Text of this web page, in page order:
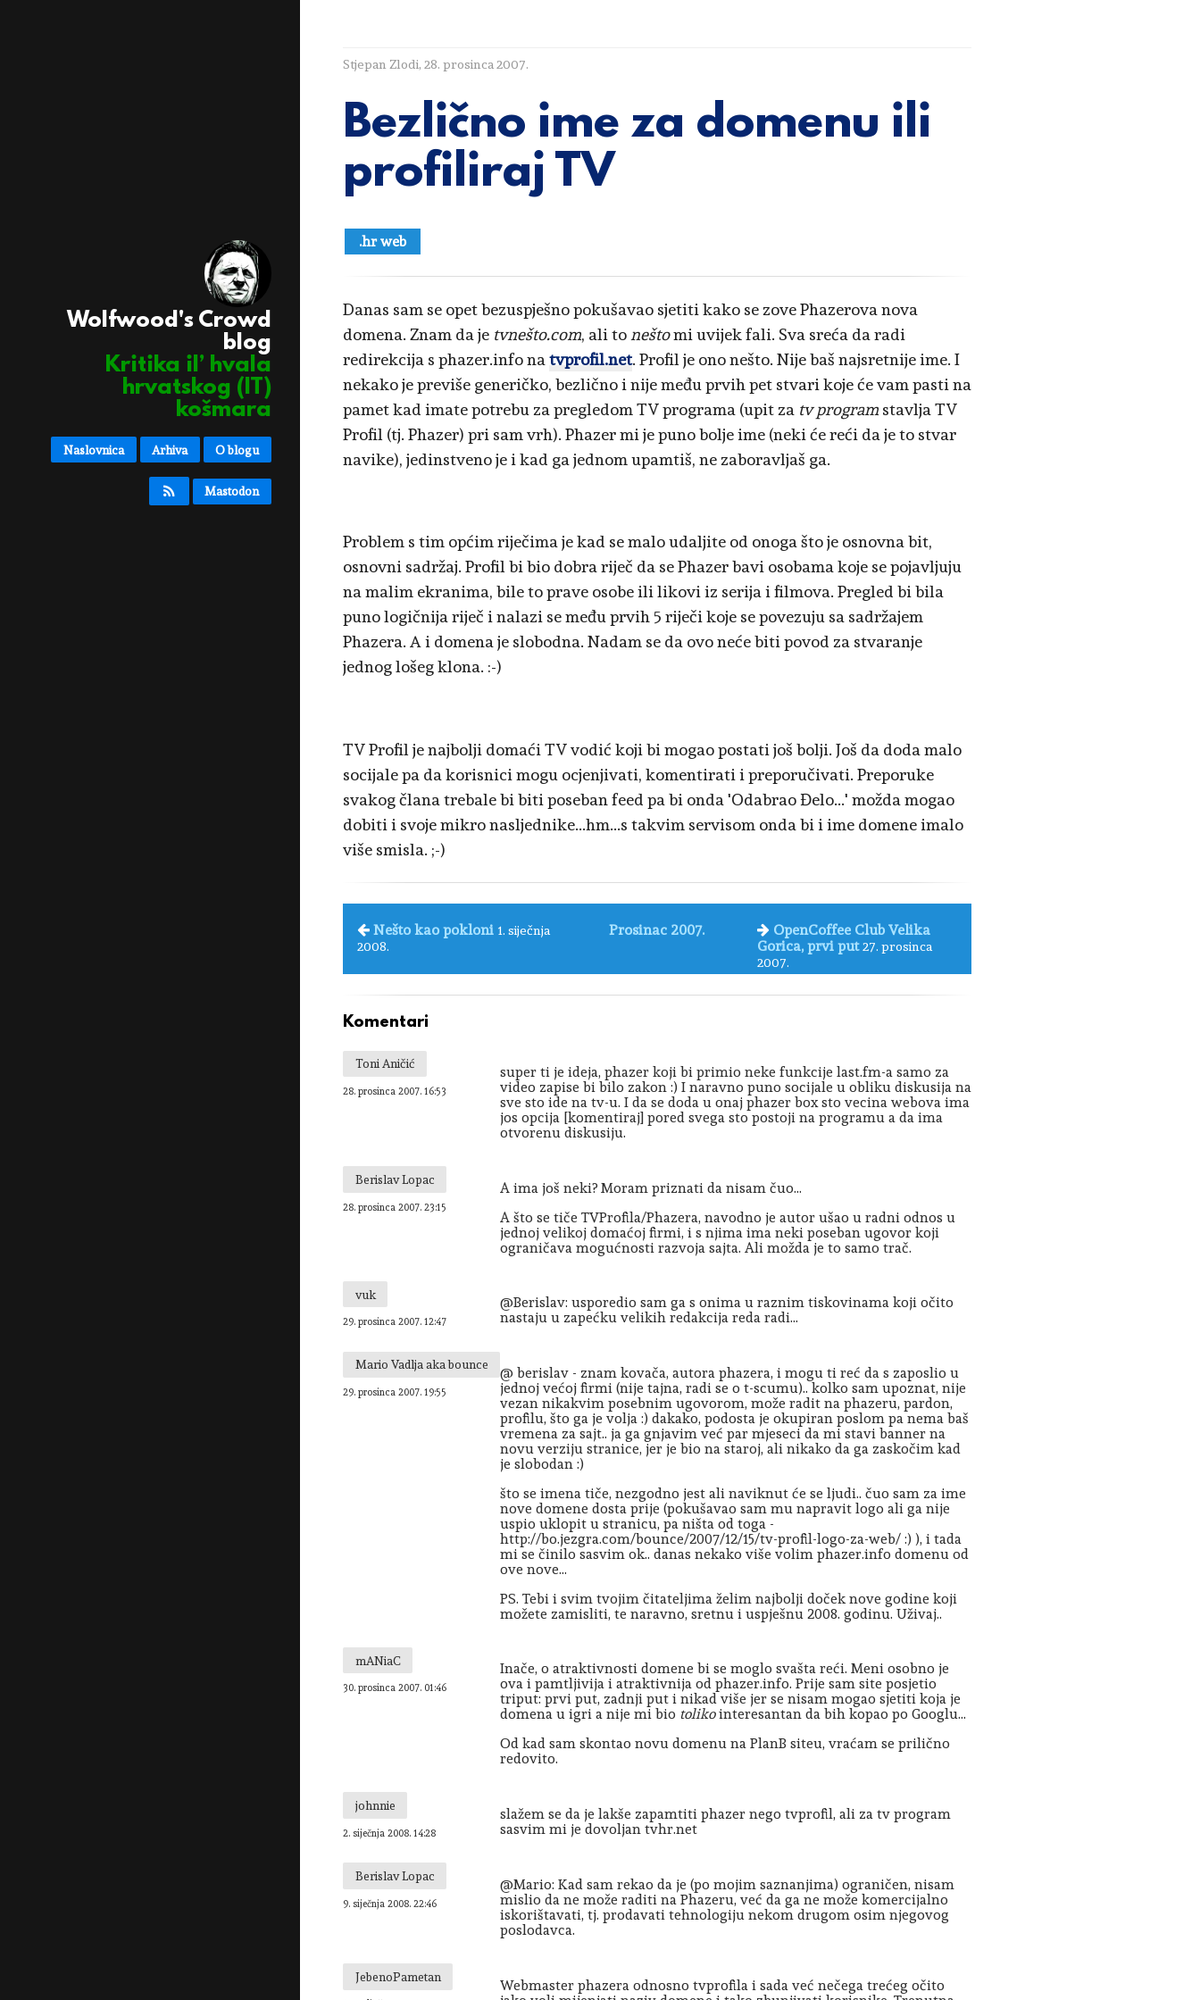
Wolfwood's Crowd
blog
Kritika il’ hvala
hrvatskog (IT)
košmara
Naslovnica Arhiva O blogu
Mastodon
Stjepan Zlodi, 28. prosinca 2007.
Bezlično ime za domenu ili
profiliraj TV
.hr web
Danas sam se opet bezuspješno pokušavao sjetiti kako se zove Phazerova nova
domena. Znam da je tvnešto.com, ali to neštomi uvijek fali. Sva sreća da radi
redirekcija s phazer.info na tvprofil.net. Profil je ono nešto. Nije baš najsretnije ime. I
nekako je previše generičko, bezlično i nije među prvih pet stvari koje će vam pasti na
pamet kad imate potrebu za pregledom TV programa (upit za tv program stavlja TV
Profil (tj. Phazer) pri sam vrh). Phazer mi je puno bolje ime (neki će reći da je to stvar
navike), jedinstveno je i kad ga jednom upamtiš, ne zaboravljaš ga.
Problem s tim općim riječima je kad se malo udaljite od onoga što je osnovna bit,
osnovni sadržaj. Profil bi bio dobra riječ da se Phazer bavi osobama koje se pojavljuju
na malim ekranima, bile to prave osobe ili likovi iz serija i filmova. Pregled bi bila
puno logičnija riječ i nalazi se među prvih 5 riječi koje se povezuju sa sadržajem
Phazera. A i domena je slobodna. Nadam se da ovo neće biti povod za stvaranje
jednog lošeg klona. :-)
TV Profil je najbolji domaći TV vodić koji bi mogao postati još bolji. Još da doda malo
socijale pa da korisnici mogu ocjenjivati, komentirati i preporučivati. Preporuke
svakog člana trebale bi biti poseban feed pa bi onda 'Odabrao Đelo...' možda mogao
dobiti i svoje mikro nasljednike...hm...s takvim servisom onda bi i ime domene imalo
više smisla. ;-)
Nešto kao pokloni 1. siječnja
2008.
Prosinac 2007.
OpenCoffee Club Velika
Gorica, prvi put 27. prosinca
2007.
Komentari
Toni Aničić
28. prosinca 2007. 16:53
super ti je ideja, phazer koji bi primio neke funkcije last.fm-a samo za
video zapise bi bilo zakon :) I naravno puno socijale u obliku diskusija na
sve sto ide na tv-u. I da se doda u onaj phazer box sto vecina webova ima
jos opcija [komentiraj] pored svega sto postoji na programu a da ima
otvorenu diskusiju.
Berislav Lopac
28. prosinca 2007. 23:15
A ima još neki? Moram priznati da nisam čuo...
A što se tiče TVProfila/Phazera, navodno je autor ušao u radni odnos u
jednoj velikoj domaćoj firmi, i s njima ima neki poseban ugovor koji
ograničava mogućnosti razvoja sajta. Ali možda je to samo trač.
vuk
29. prosinca 2007. 12:47
@Berislav: usporedio sam ga s onima u raznim tiskovinama koji očito
nastaju u zapećku velikih redakcija reda radi...
Mario Vadlja aka bounce
29. prosinca 2007. 19:55
@ berislav - znam kovača, autora phazera, i mogu ti reć da s zaposlio u
jednoj većoj firmi (nije tajna, radi se o t-scumu).. kolko sam upoznat, nije
vezan nikakvim posebnim ugovorom, može radit na phazeru, pardon,
profilu, što ga je volja :) dakako, podosta je okupiran poslom pa nema baš
vremena za sajt.. ja ga gnjavim već par mjeseci da mi stavi banner na
novu verziju stranice, jer je bio na staroj, ali nikako da ga zaskočim kad
je slobodan :)
što se imena tiče, nezgodno jest ali naviknut će se ljudi.. čuo sam za ime
nove domene dosta prije (pokušavao sam mu napravit logo ali ga nije
uspio uklopit u stranicu, pa ništa od toga -
http://bo.jezgra.com/bounce/2007/12/15/tv-profil-logo-za-web/ :) ), i tada
mi se činilo sasvim ok.. danas nekako više volim phazer.info domenu od
ove nove...
PS. Tebi i svim tvojim čitateljima želim najbolji doček nove godine koji
možete zamisliti, te naravno, sretnu i uspješnu 2008. godinu. Uživaj..
mANiaC
30. prosinca 2007. 01:46
Inače, o atraktivnosti domene bi se moglo svašta reći. Meni osobno je
ova i pamtljivija i atraktivnija od phazer.info. Prije sam site posjetio
triput: prvi put, zadnji put i nikad više jer se nisam mogao sjetiti koja je
domena u igri a nije mi bio tolikointeresantan da bih kopao po Googlu...
Od kad sam skontao novu domenu na PlanB siteu, vraćam se prilično
redovito.
johnnie
2. siječnja 2008. 14:28
slažem se da je lakše zapamtiti phazer nego tvprofil, ali za tv program
sasvim mi je dovoljan tvhr.net
Berislav Lopac
9. siječnja 2008. 22:46
@Mario: Kad sam rekao da je (po mojim saznanjima) ograničen, nisam
mislio da ne može raditi na Phazeru, već da ga ne može komercijalno
iskorištavati, tj. prodavati tehnologiju nekom drugom osim njegovog
poslodavca.
JebenoPametan
Webmaster phazera odnosno tvprofila i sada već nečega trećeg očito